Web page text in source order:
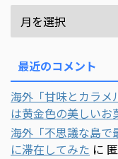
最近のコメント
海外「甘味とカラ
は黄金色の美しいお
海外「不思議な島
に滞在してみた に